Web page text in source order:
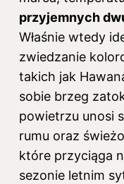
przyjemnych
Właśnie wtedy
zwiedzanie
takich jak
sobie brzeg
powietrzu unosi
rumu oraz
które przyciąga
sezonie letnim